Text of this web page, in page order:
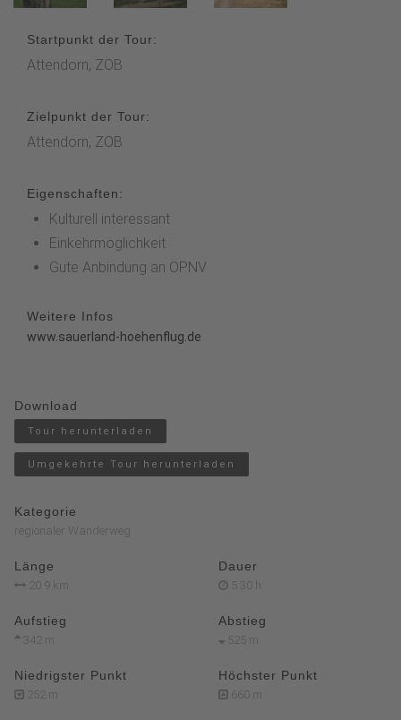
Startpunkt der Tour:
Attendorn, ZOB
Zielpunkt der Tour:
Attendorn, ZOB
Eigenschaften:
Kulturell interessant
Einkehrmöglichkeit
Gute Anbindung an ÖPNV
Weitere Infos
www.sauerland-hoehenflug.de
Download
Tour herunterladen
Umgekehrte Tour herunterladen
Kategorie
regionaler Wanderweg
Länge
20.9 km
Dauer
5:30 h
Aufstieg
342 m
Abstieg
525 m
Niedrigster Punkt
252 m
Höchster Punkt
660 m